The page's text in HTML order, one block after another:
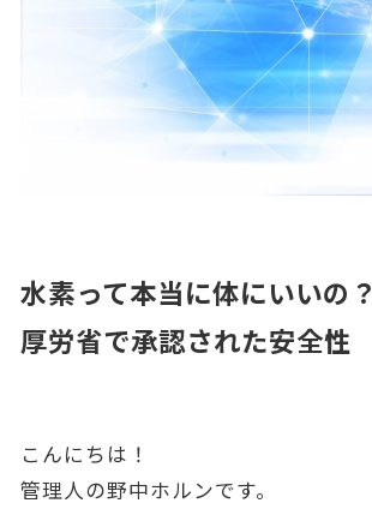
水素って本当に体にいいの？
厚労省で承認された安全性
こんにちは！
管理人の野中ホルンです。